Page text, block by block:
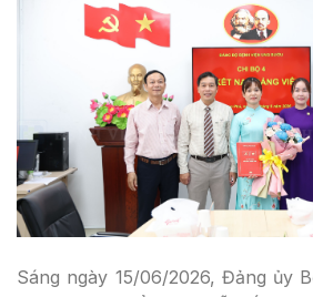
Sáng ngày 15/06/2026, Đảng ủy